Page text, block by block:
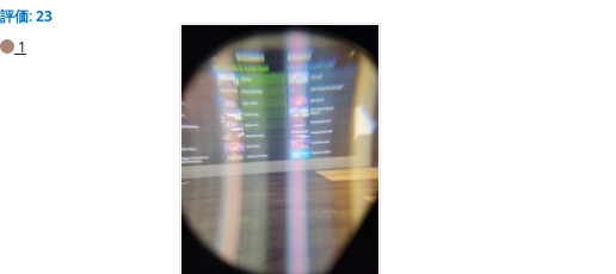
評価: 23
1